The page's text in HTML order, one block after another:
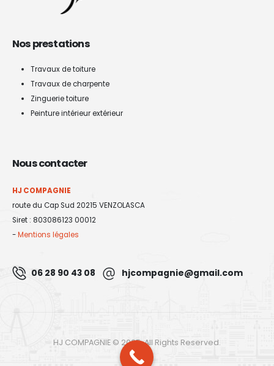
Nos prestations
Travaux de toiture
Travaux de charpente
Zinguerie toiture
Peinture intérieur extérieur
Nous contacter
HJ COMPAGNIE
route du Cap Sud 20215 VENZOLASCA
Siret : 803086123 00012
-Mentions légales
06 28 90 43 08 hjcompagnie@gmail.com
HJ COMPAGNIE © 2025. All Rights Reserved.